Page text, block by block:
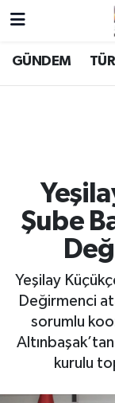
GÜNDEM
Şube
Yeşilay
Değirmenci
sorumlu
kurulu